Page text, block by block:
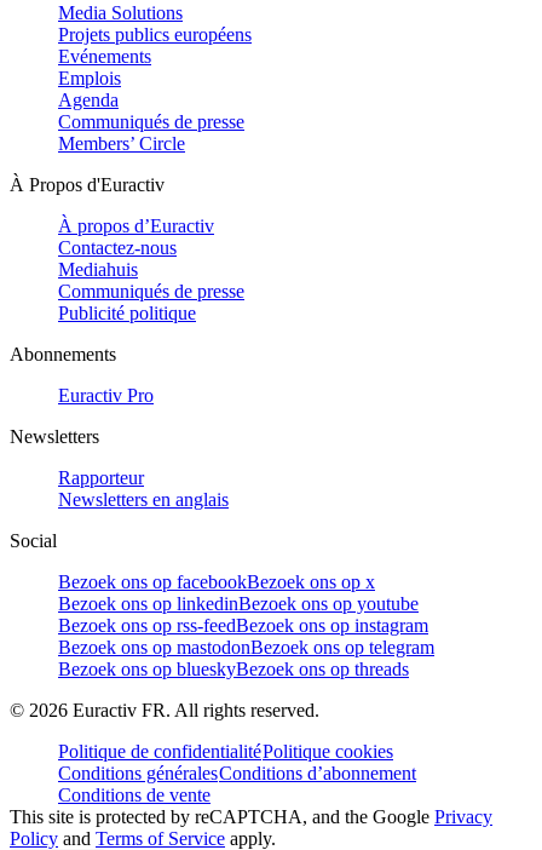
Media Solutions
Projets publics européens
Evénements
Emplois
Agenda
Communiqués de presse
Members’ Circle
À Propos d'Euractiv
À propos d’Euractiv
Contactez-nous
Mediahuis
Communiqués de presse
Publicité politique
Abonnements
Euractiv Pro
Newsletters
Rapporteur
Newsletters en anglais
Social
Bezoek ons op facebookBezoek ons op x
Bezoek ons op linkedinBezoek ons op youtube
Bezoek ons op rss-feedBezoek ons op instagram
Bezoek ons op mastodonBezoek ons op telegram
Bezoek ons op blueskyBezoek ons op threads
© 2026 Euractiv FR. All rights reserved.
Politique de confidentialitéPolitique cookies
Conditions généralesConditions d’abonnement
Conditions de vente
This site is protected by reCAPTCHA, and the Google Privacy
Policy and Terms of Service apply.